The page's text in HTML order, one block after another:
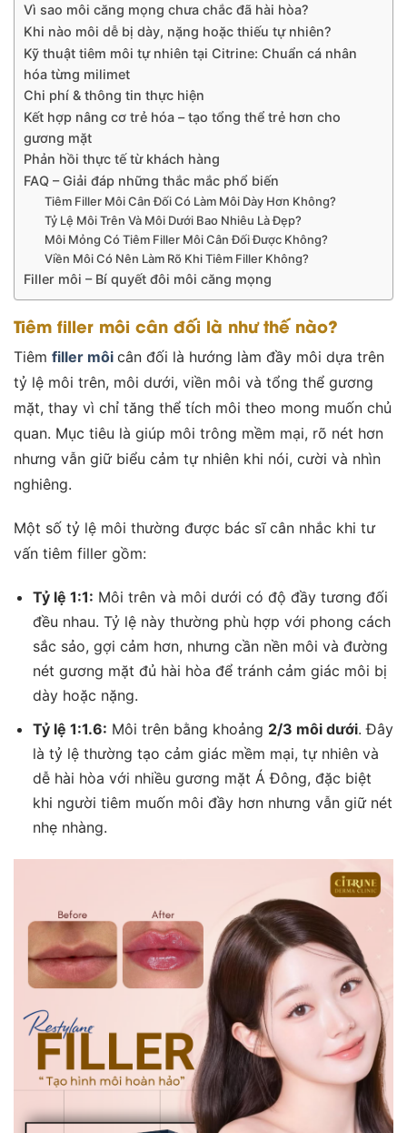
Vì sao môi căng mọng chưa chắc đã hài hòa?
Khi nào môi dễ bị dày, nặng hoặc thiếu tự nhiên?
Kỹ thuật tiêm môi tự nhiên tại Citrine: Chuẩn cá nhân
hóa từng milimet
Chi phí & thông tin thực hiện
Kết hợp nâng cơ trẻ hóa – tạo tổng thể trẻ hơn cho
gương mặt
Phản hồi thực tế từ khách hàng
FAQ – Giải đáp những thắc mắc phổ biến
Tiêm Filler Môi Cân Đối Có Làm Môi Dày Hơn Không?
Tỷ Lệ Môi Trên Và Môi Dưới Bao Nhiêu Là Đẹp?
Môi Mỏng Có Tiêm Filler Môi Cân Đối Được Không?
Viền Môi Có Nên Làm Rõ Khi Tiêm Filler Không?
Filler môi – Bí quyết đôi môi căng mọng
Tiêm filler môi cân đối là như thế nào?
Tiêm filler môi cân đối là hướng làm đầy môi dựa trên
tỷ lệ môi trên, môi dưới, viền môi và tổng thể gương
mặt, thay vì chỉ tăng thể tích môi theo mong muốn chủ
quan. Mục tiêu là giúp môi trông mềm mại, rõ nét hơn
nhưng vẫn giữ biểu cảm tự nhiên khi nói, cười và nhìn
nghiêng.
Một số tỷ lệ môi thường được bác sĩ cân nhắc khi tư
vấn tiêm filler gồm:
Tỷ lệ 1:1: Môi trên và môi dưới có độ đầy tương đối
đều nhau. Tỷ lệ này thường phù hợp với phong cách
sắc sảo, gợi cảm hơn, nhưng cần nền môi và đường
nét gương mặt đủ hài hòa để tránh cảm giác môi bị
dày hoặc nặng.
Tỷ lệ 1:1.6: Môi trên bằng khoảng 2/3 môi dưới. Đây
là tỷ lệ thường tạo cảm giác mềm mại, tự nhiên và
dễ hài hòa với nhiều gương mặt Á Đông, đặc biệt
khi người tiêm muốn môi đầy hơn nhưng vẫn giữ nét
nhẹ nhàng.